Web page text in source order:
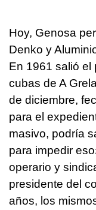
Hoy, Genosa
Denko y
En 1961 salió el
cubas de A
de diciembre,
para el
masivo, podría
para impedir
operario y
presidente del
años, los